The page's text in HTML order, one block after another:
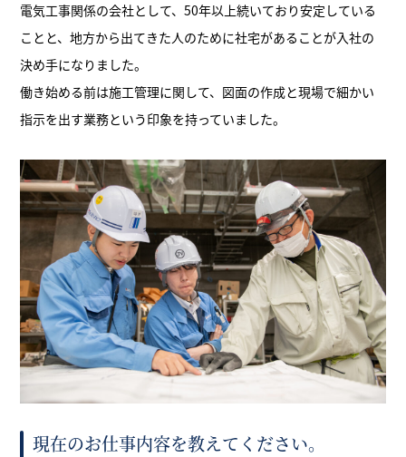
電気工事関係の会社として、50年以上続いており安定している
ことと、地方から出てきた人のために社宅があることが入社の
決め手になりました。
働き始める前は施工管理に関して、図面の作成と現場で細かい
指示を出す業務という印象を持っていました。
現在のお仕事内容を教えてください。